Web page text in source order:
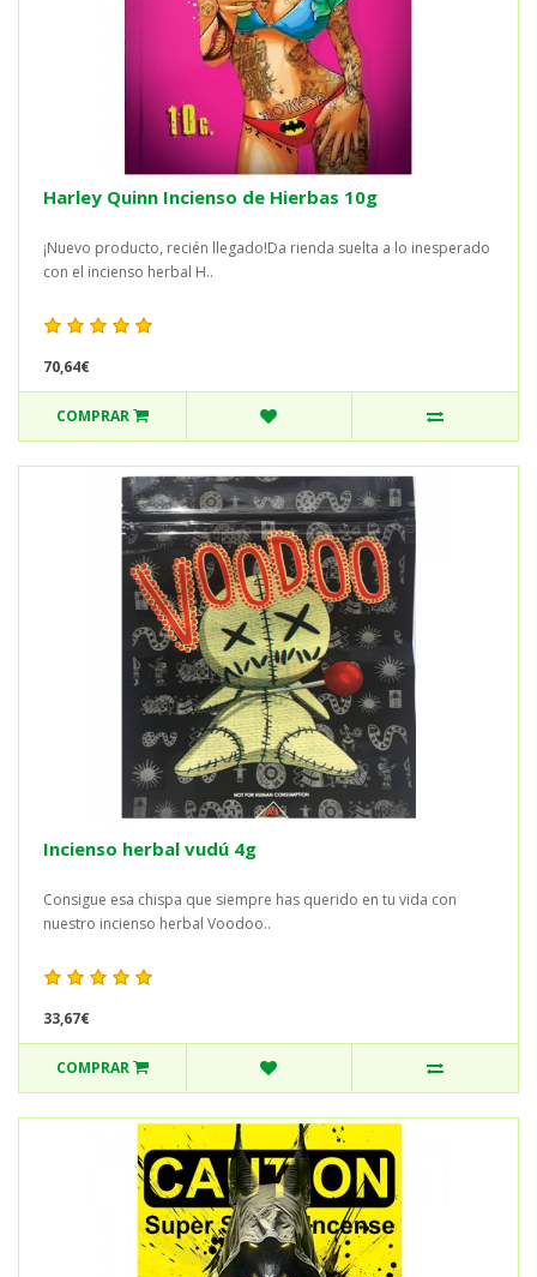
Harley Quinn Incienso de Hierbas 10g
¡Nuevo producto, recién llegado!Da rienda suelta a lo inesperado
con el incienso herbal H..
70,64€
COMPRAR
Incienso herbal vudú 4g
Consigue esa chispa que siempre has querido en tu vida con
nuestro incienso herbal Voodoo..
33,67€
COMPRAR